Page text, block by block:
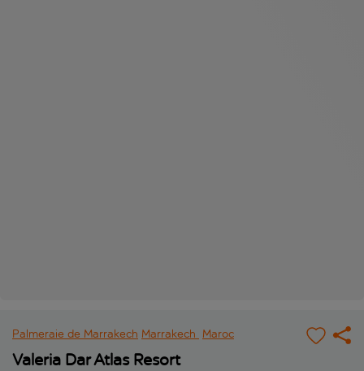
Palmeraie de Marrakech Marrakech Maroc
Valeria Dar Atlas Resort